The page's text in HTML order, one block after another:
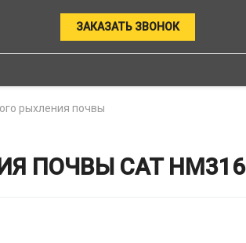
ЗАКАЗАТЬ ЗВОНОК
рыхления почвы
ПОЧВЫ CAT HM316